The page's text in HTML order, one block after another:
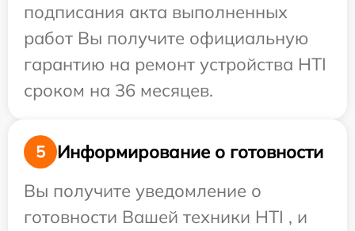
подписания акта выполненных
работ Вы получите официальную
гарантию на ремонт устройства HTI
сроком на 36 месяцев.
5
Информирование о готовности
Вы получите уведомление о
готовности Вашей техники HTI , и